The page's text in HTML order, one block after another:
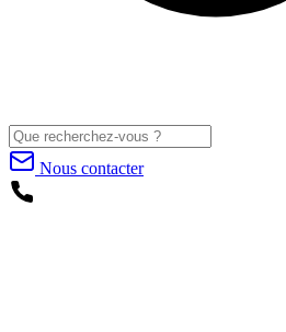
Nous contacter